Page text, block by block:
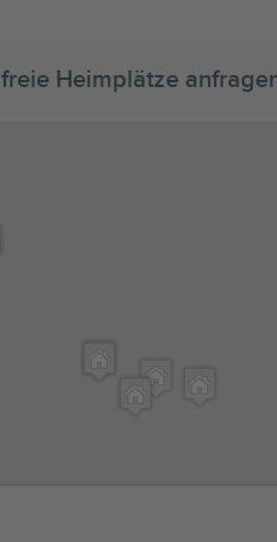
freie Heimplätze